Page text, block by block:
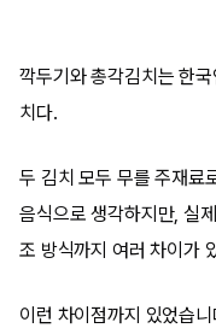
깍두기와 총각김치는 한
치다.
두 김치 모두 무를 주재료
음식으로 생각하지만, 실
조 방식까지 여러 차이가
이런 차이점까지 있었습